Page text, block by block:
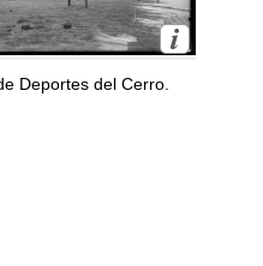
Deportes del Cerro.